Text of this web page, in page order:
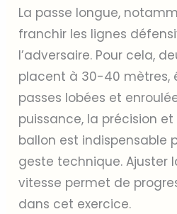
La passe longue,
franchir les lignes
l’adversaire. Pour cela,
placent à 30-40 mètres,
passes lobées et
puissance, la précision
ballon est indispensable
geste technique. Ajuster
vitesse permet de
dans cet exercice.